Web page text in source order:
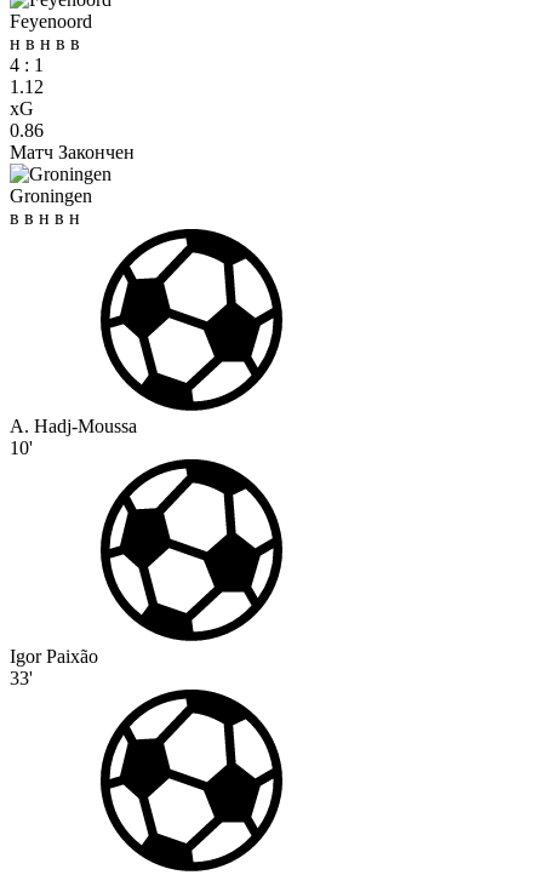
Feyenoord
н в н в в
4 : 1
1.12
xG
0.86
Матч Закончен
Groningen
в в н в н
A. Hadj-Moussa
10'
Igor Paixão
33'